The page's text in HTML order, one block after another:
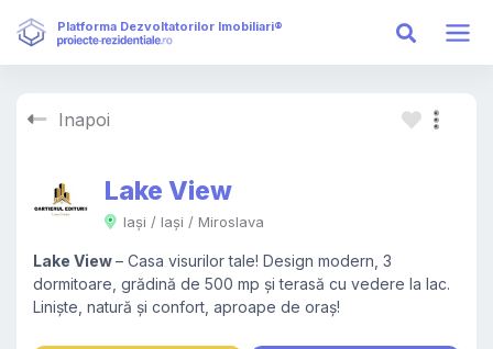
Platforma Dezvoltatorilor Imobiliari®
Inapoi
Lake View
Iași / Iași / Miroslava
Lake View– Casa visurilor tale! Design modern, 3
dormitoare, grădină de 500 mp și terasă cu vedere la lac.
Liniște, natură și confort, aproape de oraș!